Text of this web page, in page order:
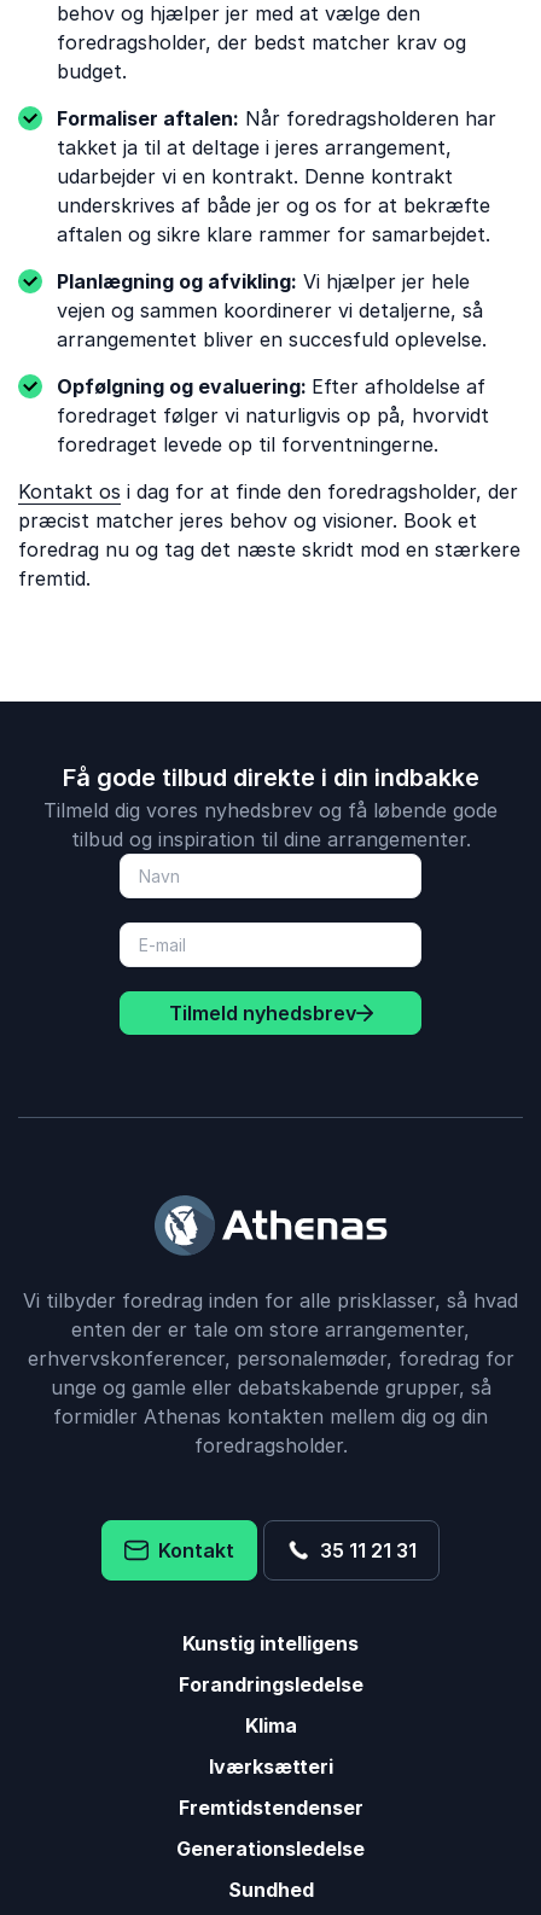
behov og hjælper jer med at vælge den
foredragsholder, der bedst matcher krav og
budget.
Formaliser aftalen: Når foredragsholderen har
takket ja til at deltage i jeres arrangement,
udarbejder vi en kontrakt. Denne kontrakt
underskrives af både jer og os for at bekræfte
aftalen og sikre klare rammer for samarbejdet.
Planlægning og afvikling: Vi hjælper jer hele
vejen og sammen koordinerer vi detaljerne, så
arrangementet bliver en succesfuld oplevelse.
Opfølgning og evaluering: Efter afholdelse af
foredraget følger vi naturligvis op på, hvorvidt
foredraget levede op til forventningerne.
Kontakt os i dag for at finde den foredragsholder, der
præcist matcher jeres behov og visioner. Book et
foredrag nu og tag det næste skridt mod en stærkere
fremtid.
Få gode tilbud direkte i din indbakke
Tilmeld dig vores nyhedsbrev og få løbende gode
tilbud og inspiration til dine arrangementer.
Tilmeld nyhedsbrev
Vi tilbyder foredrag inden for alle prisklasser, så hvad
enten der er tale om store arrangementer,
erhvervskonferencer, personalemøder, foredrag for
unge og gamle eller debatskabende grupper, så
formidler Athenas kontakten mellem dig og din
foredragsholder.
Kontakt 35 11 21 31
Kunstig intelligens
Forandringsledelse
Klima
Iværksætteri
Fremtidstendenser
Generationsledelse
Sundhed